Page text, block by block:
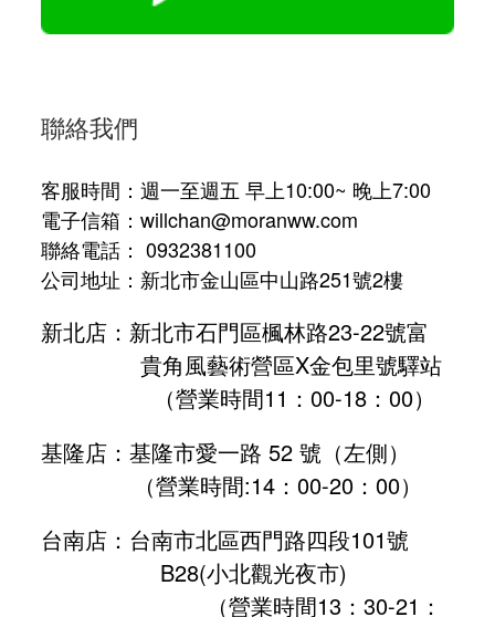
聯絡我們
客服時間：週一至週五 早上10:00~ 晚上7:00
電子信箱：willchan@moranww.com
聯絡電話： 0932381100
公司地址：新北市金山區中山路251號2樓
新北店：新北市石門區楓林路23-22號富
貴角風藝術營區X金包里號驛站
（營業時間11：00-18：00）
基隆店：基隆市愛一路 52 號（左側）
（營業時間:14：00-20：00）
台南店：台南市北區西門路四段101號
B28(小北觀光夜市)
（營業時間13：30-21：